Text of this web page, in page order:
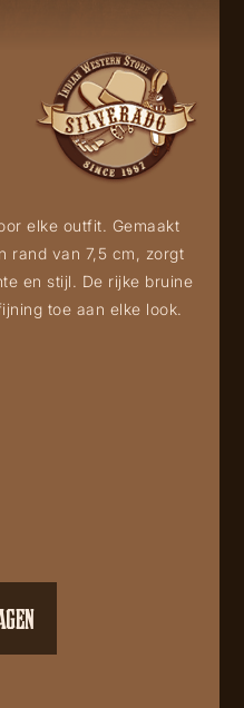
elke outfit. Gemaakt
rand van 7,5 cm, zorgt
en stijl. De rijke bruine
toe aan elke look.